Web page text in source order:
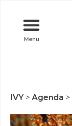
Menu
IVY> Agenda >